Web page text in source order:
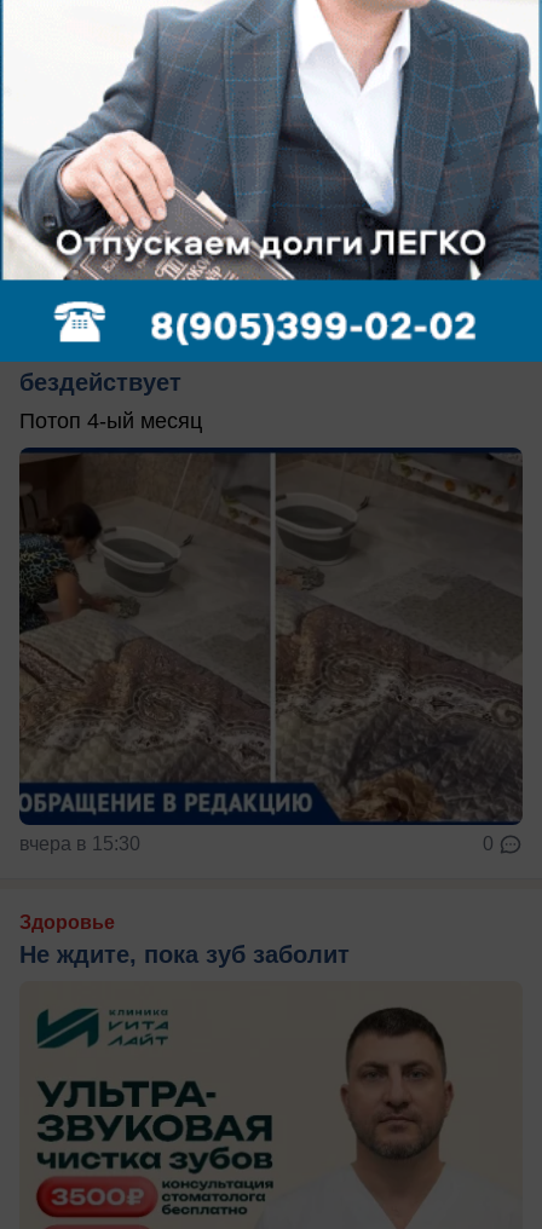
вчера в 16:28 0
Обращение в редакцию
В Волжском жилые квартиры заливает
во время дождя: УК «Лада Дом»
бездействует
Потоп 4-ый месяц
вчера в 15:30 0
Здоровье
Не ждите, пока зуб заболит